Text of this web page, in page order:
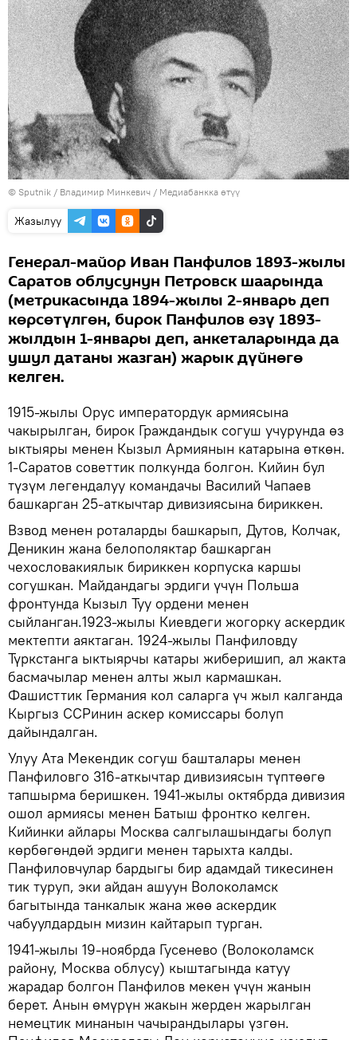
© Sputnik / Владимир Минкевич / Медиабанкка өтүү
Жазылуу
Генерал-майор Иван Панфилов 1893-жылы
Саратов облусунун Петровск шаарында
(метрикасында 1894-жылы 2-январь деп
көрсөтүлгөн, бирок Панфилов өзү 1893-
жылдын 1-январы деп, анкеталарында да
ушул датаны жазган) жарык дүйнөгө
келген.
1915-жылы Орус императордук армиясына
чакырылган, бирок Граждандык согуш учурунда өз
ыктыяры менен Кызыл Армиянын катарына өткөн.
1-Саратов советтик полкунда болгон. Кийин бул
түзүм легендалуу командачы Василий Чапаев
башкарган 25-аткычтар дивизиясына бириккен.
Взвод менен роталарды башкарып, Дутов, Колчак,
Деникин жана белополяктар башкарган
чехословакиялык бириккен корпуска каршы
согушкан. Майдандагы эрдиги үчүн Польша
фронтунда Кызыл Туу ордени менен
сыйланган.1923-жылы Киевдеги жогорку аскердик
мектепти аяктаган. 1924-жылы Панфиловду
Түркстанга ыктыярчы катары жиберишип, ал жакта
басмачылар менен алты жыл кармашкан.
Фашисттик Германия кол саларга үч жыл калганда
Кыргыз ССРинин аскер комиссары болуп
дайындалган.
Улуу Ата Мекендик согуш башталары менен
Панфиловго 316-аткычтар дивизиясын түптөөгө
тапшырма беришкен. 1941-жылы октябрда дивизия
ошол армиясы менен Батыш фронтко келген.
Кийинки айлары Москва салгылашындагы болуп
көрбөгөндөй эрдиги менен тарыхта калды.
Панфиловчулар бардыгы бир адамдай тикесинен
тик туруп, эки айдан ашуун Волоколамск
багытында танкалык жана жөө аскердик
чабуулдардын мизин кайтарып турган.
1941-жылы 19-ноябрда Гусенево (Волоколамск
району, Москва облусу) кыштагында катуу
жарадар болгон Панфилов мекен үчүн жанын
берет. Анын өмүрүн жакын жерден жарылган
немецтик минанын чачырандылары үзгөн.